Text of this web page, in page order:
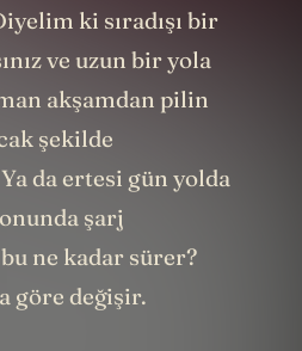
ki sıradışı bir
ve uzun bir yola
akşamdan pilin
şekilde
da ertesi gün yolda
şarj
ne kadar sürer?
göre değişir.